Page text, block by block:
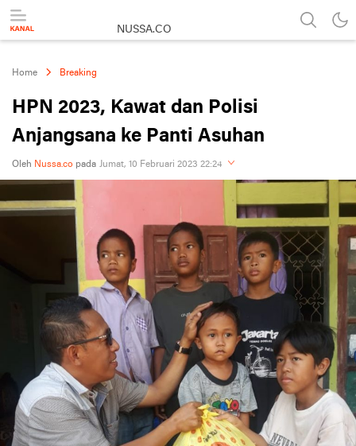
NUSSA.CO
Home Breaking
HPN 2023, Kawat dan Polisi
Anjangsana ke Panti Asuhan
Oleh Nussa.co pada Jumat, 10 Februari 2023 22:24